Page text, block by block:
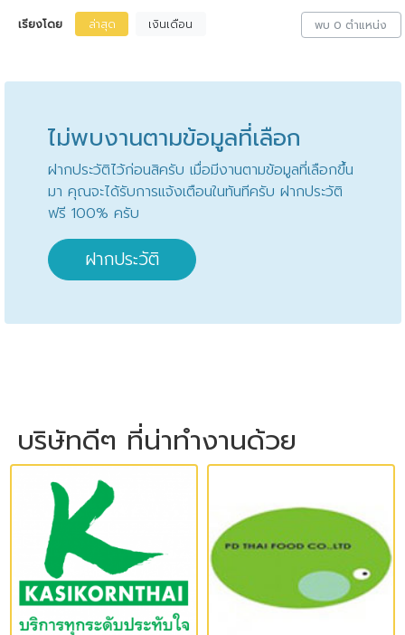
เรียงโดย ล่าสุด เงินเดือน พบ 0 ตำแหน่ง
ไม่พบงานตามข้อมูลที่เลือก
ฝากประวัติไว้ก่อนสิครับ เมื่อมีงานตามข้อมูลที่เลือกขึ้น
มา คุณจะได้รับการแจ้งเตือนในทันทีครับ ฝากประวัติ
ฟรี 100% ครับ
ฝากประวัติ
บริษัทดีๆ ที่น่าทำงานด้วย